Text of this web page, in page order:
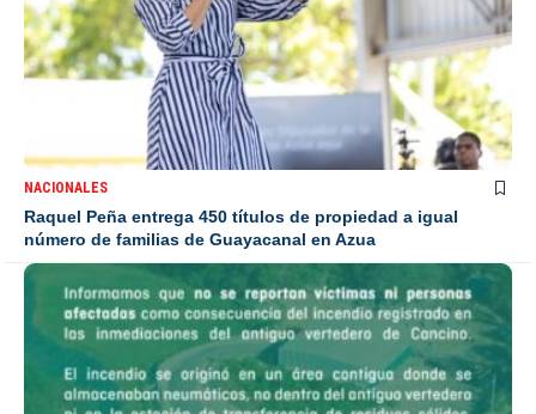
NACIONALES
Raquel Peña entrega 450 títulos de propiedad a igual
número de familias de Guayacanal en Azua